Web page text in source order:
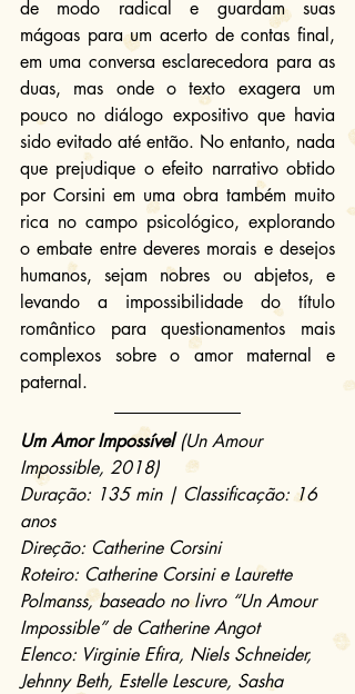
de modo radical e guardam suas
mágoas para um acerto de contas final,
em uma conversa esclarecedora para as
duas, mas onde o texto exagera um
pouco no diálogo expositivo que havia
sido evitado até então. No entanto, nada
que prejudique o efeito narrativo obtido
por Corsini em uma obra também muito
rica no campo psicológico, explorando
o embate entre deveres morais e desejos
humanos, sejam nobres ou abjetos, e
levando a impossibilidade do título
romântico para questionamentos mais
complexos sobre o amor maternal e
paternal.
Um Amor Impossível (Un Amour
Impossible, 2018)
Duração: 135 min | Classificação: 16
anos
Direção: Catherine Corsini
Roteiro: Catherine Corsini e Laurette
Polmanss, baseado no livro “Un Amour
Impossible” de Catherine Angot
Elenco: Virginie Efira, Niels Schneider,
Jehnny Beth, Estelle Lescure, Sasha